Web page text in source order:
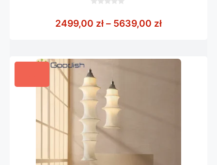
5
2499,00 zł – 5639,00 złZakres cen: